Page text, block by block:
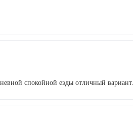
спокойной езды отличный вариант.